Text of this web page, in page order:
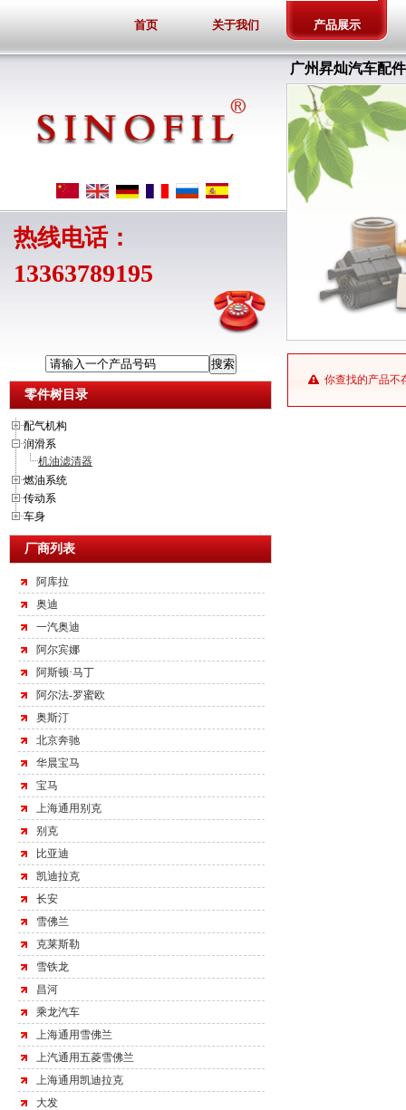
首页 关于我们 产品展示
广州昇灿汽车配
热线电话：
13363789195
你查找的产品不
请输入一个产品号码
零件树目录
配气机构
润滑系
机油滤清器
燃油系统
传动系
车身
厂商列表
阿库拉
奥迪
一汽奥迪
阿尔宾娜
阿斯顿·马丁
阿尔法-罗蜜欧
奥斯汀
北京奔驰
华晨宝马
宝马
上海通用别克
别克
比亚迪
凯迪拉克
长安
雪佛兰
克莱斯勒
雪铁龙
昌河
乘龙汽车
上海通用雪佛兰
上汽通用五菱雪佛兰
上海通用凯迪拉克
大发